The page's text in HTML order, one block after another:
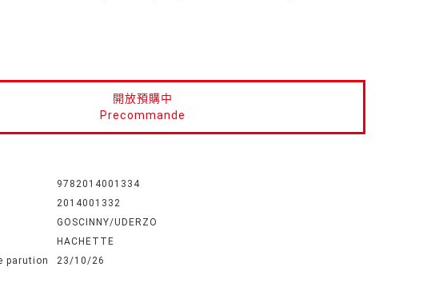
開放預購中
Precommande
9782014001334
2014001332
GOSCINNY/UDERZO
HACHETTE
parution
23/10/26